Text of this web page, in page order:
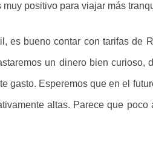
positivo para viajar más
es bueno contar con tarifas de
un dinero bien curioso,
gasto. Esperemos que en el
altas. Parece que poco